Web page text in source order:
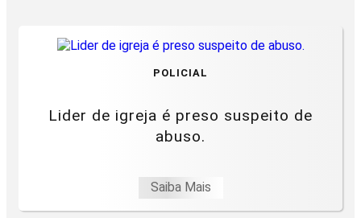
POLICIAL
Lider de igreja é preso suspeito de
abuso.
Saiba Mais